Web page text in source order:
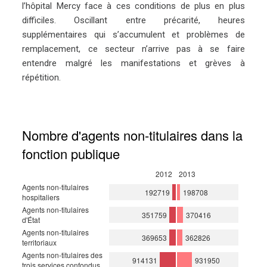
l’hôpital Mercy face à ces conditions de plus en plus
difficiles. Oscillant entre précarité, heures
supplémentaires qui s’accumulent et problèmes de
remplacement, ce secteur n’arrive pas à se faire
entendre malgré les manifestations et grèves à
répétition.